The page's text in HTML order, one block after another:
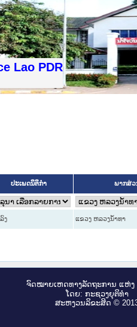
Lao PDR
ປະເພດນິຕິກຳ ພາກສ່
ງ ແຂວງ ຫລວງນໍ້າທາ
ຈົດ​ໝາຍ​ເຫດ​ທາງ​ລັດ​ຖະ​ການ ແຫ່ງ
ໂດຍ: ກະ​ຊວງຍຸ​ຕິ​ທຳ
ສະ​ຫງວນ​ລິ​ຂະ​ສິດ ©